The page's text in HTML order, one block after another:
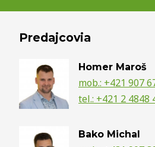
Predajcovia
Homer Maroš
mob.: +421 907
tel.: +421 2 4848
Bako Michal